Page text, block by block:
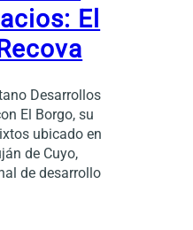
El
Desarrollos
El Borgo, su
ubicado en
de Cuyo,
de desarrollo